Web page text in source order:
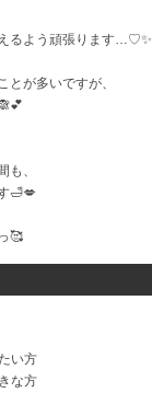
るよう頑張ります…♡✨
とが多いですが、
も、
🛁💋
🥰
い方
な方